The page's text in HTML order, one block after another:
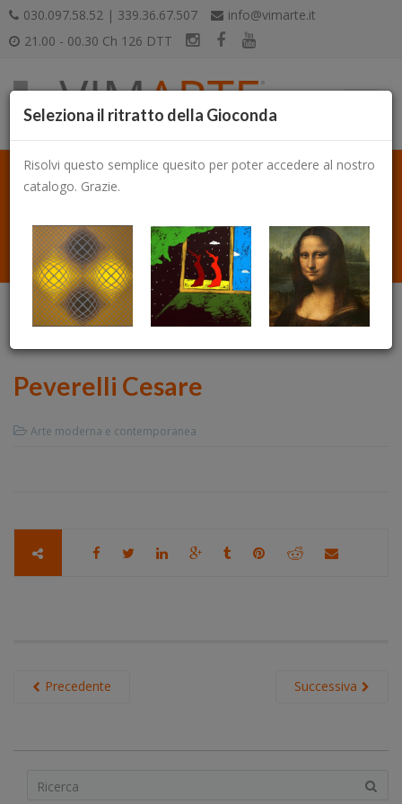
030.097.58.52 | 339.36.67.507
info@vimarte.it
21.00 - 00.30 Ch 126 DTT
Peverelli Cesare
Arte moderna e contemporanea
Successiva
Precedente
Seleziona il ritratto della Gioconda
Risolvi questo semplice quesito per poter accedere al nostro
catalogo. Grazie.